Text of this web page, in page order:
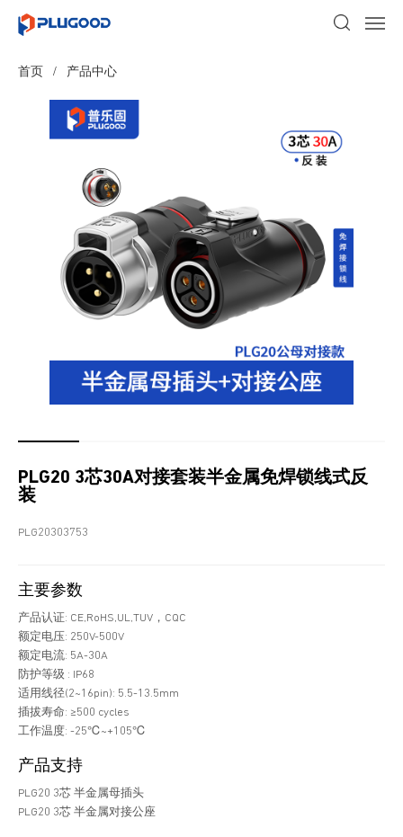
首页 / 产品中心
PLG20 3芯30A对接套装半金属免焊锁线式反
装
PLG20303753
主要参数
产品认证: CE,RoHS,UL,TUV，CQC
额定电压: 250V-500V
额定电流: 5A-30A
防护等级 : IP68
适用线径(2~16pin): 5.5-13.5mm
插拔寿命: ≥500 cycles
工作温度: -25℃~+105℃
产品支持
PLG20 3芯 半金属母插头
PLG20 3芯 半金属对接公座